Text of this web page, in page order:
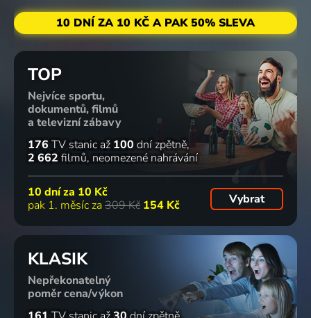
10 DNÍ ZA 10 KČ A PAK 50% SLEVA
TOP
Nejvíce sportu,
dokumentů, filmů
a televizní zábavy
176 TV stanic až 100 dní zpětně
2 662 filmů neomezené nahrávání
10 dní za 10 Kč
pak 1. měsíc za 309 Kč 154 Kč Vybrat
KLASIK
Nepřekonatelný
poměr cena/výkon